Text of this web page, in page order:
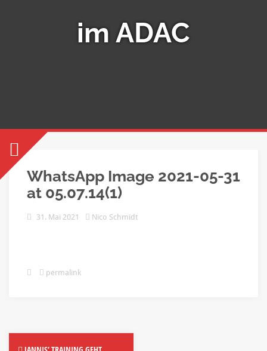
im ADAC
WhatsApp Image 2021-05-31
at 05.07.14(1)
31. Mai 2021 Nico Schmidt
permalink